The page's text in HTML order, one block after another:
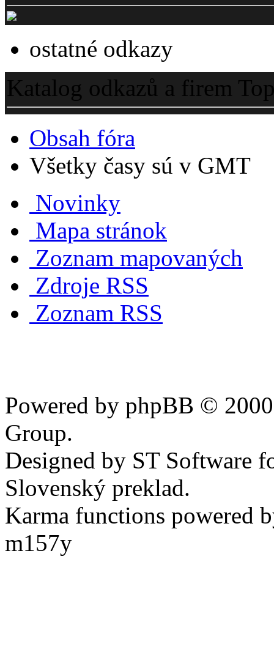
ostatné odkazy
Katalog odkazů a firem
Obsah fóra
Všetky časy sú v GMT
Novinky
Mapa stránok
Zoznam mapovaných
Zdroje RSS
Zoznam RSS
Powered by phpBB ©
Group.
Designed by ST Software
Slovenský preklad.
Karma functions powered
m157y